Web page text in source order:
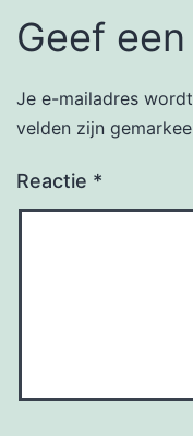
Geef
Je e-mailadres
velden zijn
Reactie *